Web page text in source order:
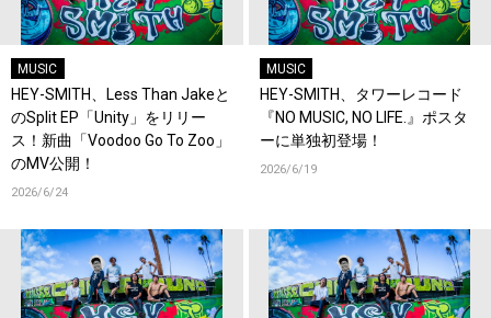
MUSIC
HEY-SMITH、Less Than Jakeと
のSplit EP「Unity」をリリー
ス！新曲「Voodoo Go To Zoo」
のMV公開！
2026/6/24
MUSIC
HEY-SMITH、タワーレコード
『NO MUSIC, NO LIFE.』ポスタ
ーに単独初登場！
2026/6/19